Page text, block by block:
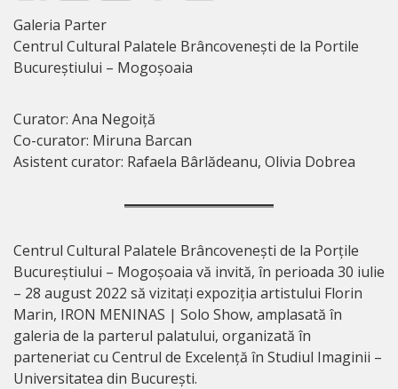
Galeria Parter
Centrul Cultural Palatele Brâncovenești de la Portile
Bucureștiului – Mogoșoaia
Curator: Ana Negoiță
Co-curator: Miruna Barcan
Asistent curator: Rafaela Bârlădeanu, Olivia Dobrea
Centrul Cultural Palatele Brâncovenești de la Porțile
Bucureștiului – Mogoșoaia vă invită, în perioada 30 iulie
– 28 august 2022 să vizitați expoziția artistului Florin
Marin, IRON MENINAS | Solo Show, amplasată în
galeria de la parterul palatului, organizată în
parteneriat cu Centrul de Excelență în Studiul Imaginii –
Universitatea din București.